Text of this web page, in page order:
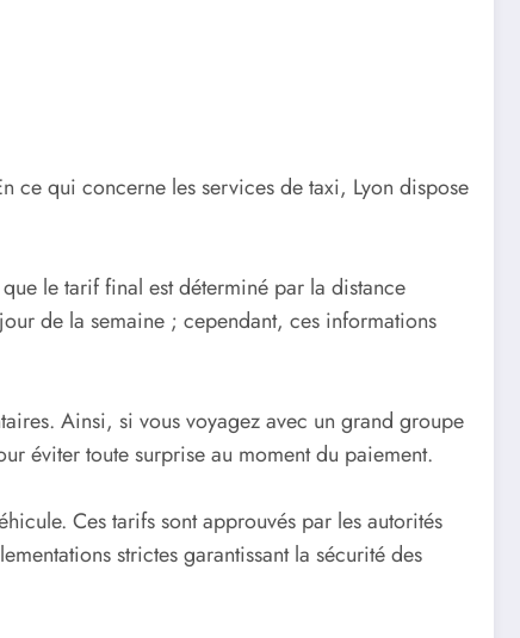
ce qui concerne les services de taxi, Lyon dispose
le tarif final est déterminé par la distance
de la semaine ; cependant, ces informations
Ainsi, si vous voyagez avec un grand groupe
éviter toute surprise au moment du paiement.
Ces tarifs sont approuvés par les autorités
strictes garantissant la sécurité des